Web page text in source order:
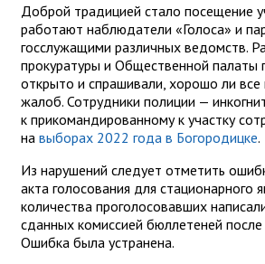
Доброй традицией стало посещение
работают наблюдатели «Голоса» и
госслужащими различных ведомств.
прокуратуры и Общественной палаты
открыто и спрашивали, хорошо ли все
жалоб. Сотрудники полиции —
к прикомандированному к участку
на выборах 2022 года в Богородицке.
Из нарушений следует отметить
акта голосования для стационарного
количества проголосовавших
сданных комиссией бюллетеней после
Ошибка была устранена.